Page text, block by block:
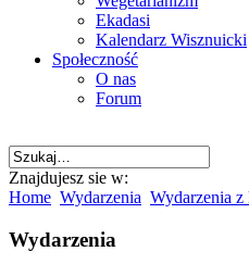
Ekadasi
Kalendarz Wisznuicki
Społeczność
O nas
Forum
Znajdujesz sie w:
Home Wydarzenia Wydarzenia z
Wydarzenia